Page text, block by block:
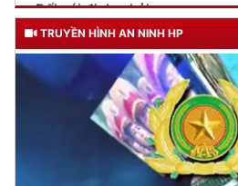
gửi Công an
ngày 11 tháng 3
TRUYỀN HÌNH AN NINH HP